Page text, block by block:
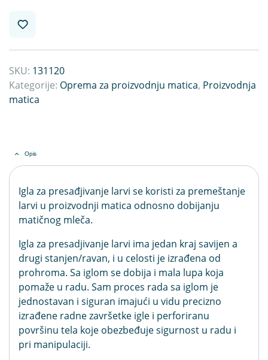
SKU: 131120
Kategorije: Oprema za proizvodnju matica, Proizvodnja
matica
Opis
Igla za presađjivanje larvi se koristi za premeštanje
larvi u proizvodnji matica odnosno dobijanju
matičnog mleča.
Igla za presadjivanje larvi ima jedan kraj savijen a
drugi stanjen/ravan, i u celosti je izrađena od
prohroma. Sa iglom se dobija i mala lupa koja
pomaže u radu. Sam proces rada sa iglom je
jednostavan i siguran imajući u vidu precizno
izrađene radne završetke igle i perforiranu
površinu tela koje obezbeđuje sigurnost u radu i
pri manipulaciji.